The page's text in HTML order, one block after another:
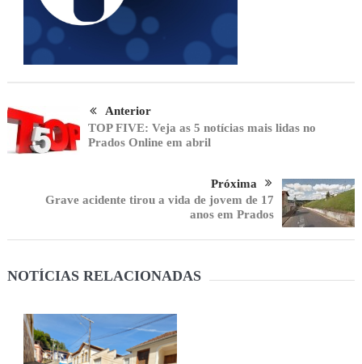
Anterior
TOP FIVE: Veja as 5 notícias mais lidas no
Prados Online em abril
Próxima
Grave acidente tirou a vida de jovem de 17
anos em Prados
NOTÍCIAS RELACIONADAS